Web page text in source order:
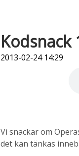
Kodsnack
2013-02-24 14:29
Vi snackar om
det kan tänkas